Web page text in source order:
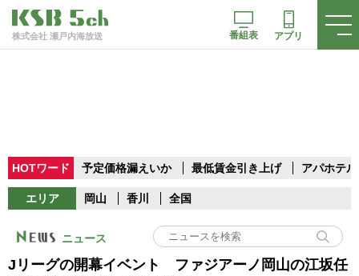
株式会社 瀬戸内海放送 番組表 アプリ
HOTワード 予定価格漏えいか 最低賃金引き上げ アパホテル
エリア 岡山 香川 全国
ニュース
Jリーグの開幕イベント ファジアーノ岡山の江坂任